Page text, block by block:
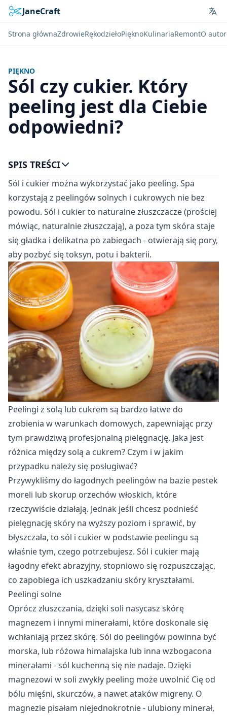
JaneCraft
Strona głównaZdrowieRękodziełoPięknoKulinariaRemontO
PIĘKNO
Sól czy cukier. Który
peeling jest dla Ciebie
odpowiedni?
Sól i cukier można wykorzystać jako peeling. Spa
korzystają z peelingów solnych i cukrowych nie bez
powodu. Sól i cukier to naturalne złuszczacze (prościej
mówiąc, naturalnie złuszczają), a poza tym skóra staje
się gładka i delikatna po zabiegach - otwierają się pory,
aby pozbyć się toksyn, potu i bakterii.
Peelingi z solą lub cukrem są bardzo łatwe do
zrobienia w warunkach domowych, zapewniając przy
tym prawdziwą profesjonalną pielęgnację. Jaka jest
różnica między solą a cukrem? Czym i w jakim
przypadku należy się posługiwać?
Przywykliśmy do łagodnych peelingów na bazie pestek
moreli lub skorup orzechów włoskich, które
rzeczywiście działają. Jednak jeśli chcesz podnieść
pielęgnację skóry na wyższy poziom i sprawić, by
błyszczała, to sól i cukier w podstawie peelingu są
właśnie tym, czego potrzebujesz. Sól i cukier mają
łagodny efekt abrazyjny, stopniowo się rozpuszczając,
co zapobiega ich uszkadzaniu skóry kryształami.
Peelingi solne
Oprócz złuszczania, dzięki soli nasycasz skórę
magnezem i innymi minerałami, które doskonale się
wchłaniają przez skórę. Sól do peelingów powinna być
morska, lub różowa himalajska lub inna wzbogacona
minerałami - sól kuchenną się nie nadaje. Dzięki
magnezowi w soli zwykły peeling może uwolnić Cię od
bólu mięśni, skurczów, a nawet ataków migreny. O
magnezie pisałam niejednokrotnie - ulubiony minerał,
SPIS TREŚCI